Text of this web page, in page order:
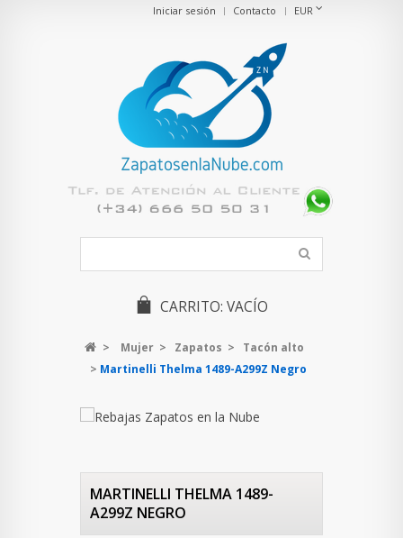
EUR
Contacto
Iniciar sesión
CARRITO: VACÍO
> Mujer > Zapatos >
Tacón alto
> Martinelli Thelma 1489-A299Z Negro
MARTINELLI THELMA 1489-
A299Z NEGRO